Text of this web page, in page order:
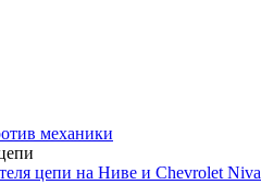
механики
цепи на Ниве и Chevrolet Niva